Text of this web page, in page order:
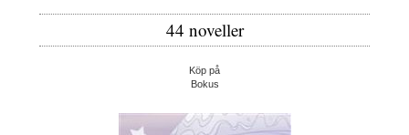
44 noveller
Köp på
Bokus